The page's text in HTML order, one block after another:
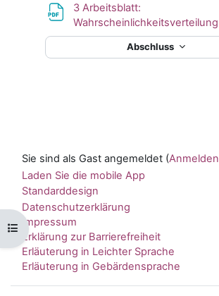
Kursindex öffnen
3 Arbeitsblatt:
Wahrscheinlichkeitsverteilung
Abschluss
Sie sind als Gast angemeldet (Anmelden
Laden Sie die mobile App
Standarddesign
Datenschutzerklärung
Impressum
Erklärung zur Barrierefreiheit
Erläuterung in Leichter Sprache
Erläuterung in Gebärdensprache